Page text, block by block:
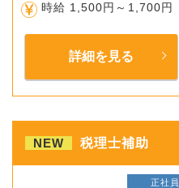
時給 1,500円～1,700円
詳細を見る
NEW 税理士補助
正社員